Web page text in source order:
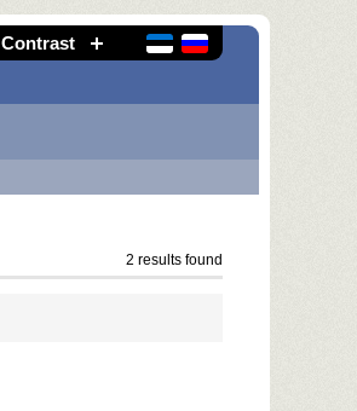
Contrast
2 results found